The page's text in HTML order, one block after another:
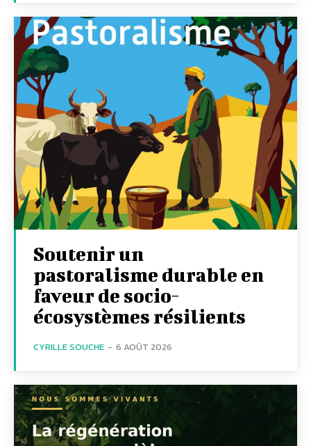
Soutenir un
pastoralisme durable en
faveur de socio-
écosystèmes résilients
CYRILLE SOUCHE - 6 AOÛT 2026